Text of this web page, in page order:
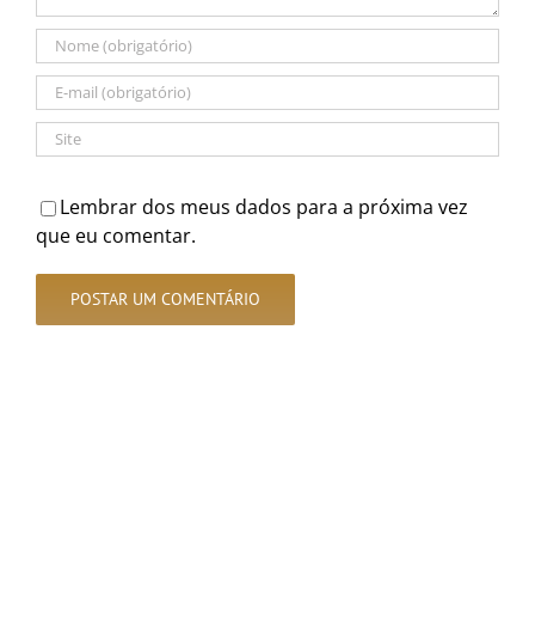
Lembrar dos meus dados para a próxima vez
que eu comentar.